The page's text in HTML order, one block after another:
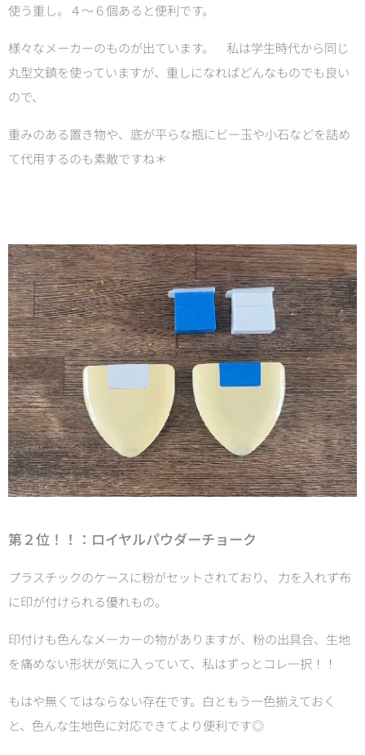
使う重し。４～６個あると便利です。
様々なメーカーのものが出ています。 私は学生時代から同じ
丸型文鎮を使っていますが、重しになればどんなものでも良い
ので、
重みのある置き物や、底が平らな瓶にビー玉や小石などを詰め
て代用するのも素敵ですね＊
第２位！！：ロイヤルパウダーチョーク
プラスチックのケースに粉がセットされており、 力を入れず布
に印が付けられる優れもの。
印付けも色んなメーカーの物がありますが、粉の出具合、生地
を痛めない形状が気に入っていて、 私はずっとコレ一択！！
もはや無くてはならない存在です。 白ともう一色揃えておく
と、色んな生地色に対応できてより便利です◎